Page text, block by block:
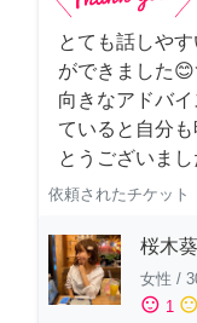
とても話しや
ができました
向きなアドバ
ていると自分
とうございまし
依頼されたチケット
桜木
女性 /
sentiment_satisfied 1 sentiment_neutral